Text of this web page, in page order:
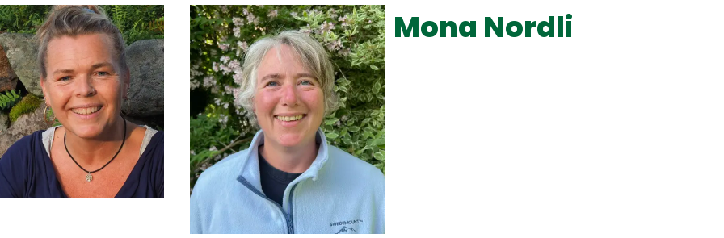
Mona Nordli